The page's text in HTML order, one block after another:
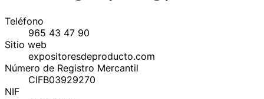
Teléfono
965 43 47 90
Sitio web
expositoresdeproducto.com
Número de Registro Mercantil
CIFB03929270
NIF